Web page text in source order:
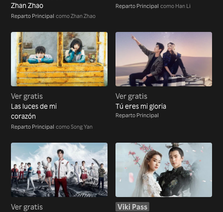
Zhan Zhao
Reparto Principal como Zhan Zhao
Reparto Principal como Han Li
Ver gratis
Las luces de mi
corazón
Reparto Principal como Song Yan
Ver gratis
Tú eres mi gloria
Reparto Principal
Ver gratis Viki Pass